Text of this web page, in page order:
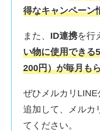
得なキャンペーン
また、 ID連携を行
い物に使用でき
200円）が毎月も
ぜひメルカリ
追加して、メルカ
てください。